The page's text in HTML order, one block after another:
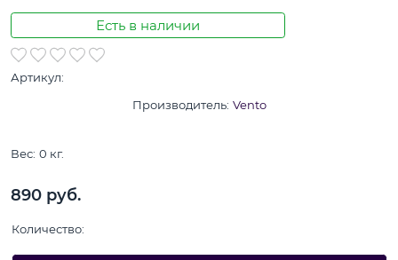
Есть в наличии
Артикул:
Производитель: Vento
Вес: 0 кг.
890 руб.
Количество: